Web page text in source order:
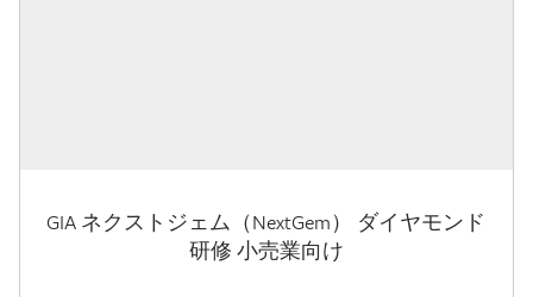
GIA ネクストジェム（NextGem） ダイヤモンド
研修 小売業向け